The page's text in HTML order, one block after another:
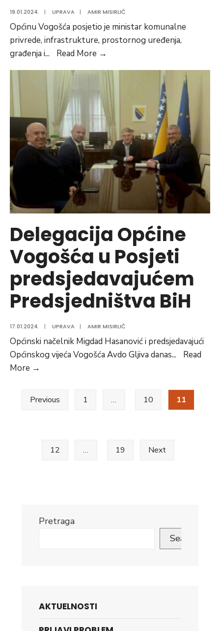
19.01.2024. | UPRAVA | AMIR MISIRLIĆ
Općinu Vogošća posjetio je ministar komunalne
privrede, infrastrukture, prostornog uređenja,
građenja i... Read More →
privrede
KS
posjeti
Vogošći
Delegacija Općine
Vogošća u Posjeti
predsjedavajućem
Predsjedništva BiH
17.01.2024. | UPRAVA | AMIR MISIRLIĆ
Općinski načelnik Migdad Hasanović i predsjedavajući
Općinskog vijeća Vogošća Avdo Gljiva danas...
Read
More →
Vogošća
Predsjedništva
Posts
Previous 1 … 10 11
12 … 19 Next
Pretraga
Search
AKTUELNOSTI